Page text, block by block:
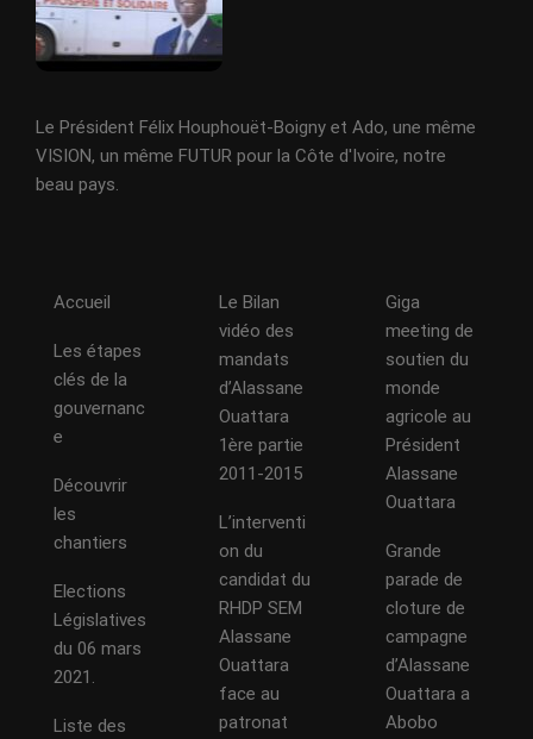
Le Président Félix Houphouët-Boigny et Ado, une même
VISION, un même FUTUR pour la Côte d'Ivoire, notre
beau pays.
Accueil
Les étapes
clés de la
gouvernanc
e
Découvrir
les
chantiers
Elections
Législatives
du 06 mars
2021.
Liste des
Le Bilan
vidéo des
mandats
d’Alassane
Ouattara
1ère partie
2011-2015
L’interventi
on du
candidat du
RHDP SEM
Alassane
Ouattara
face au
patronat
Giga
meeting de
soutien du
monde
agricole au
Président
Alassane
Ouattara
Grande
parade de
cloture de
campagne
d’Alassane
Ouattara a
Abobo